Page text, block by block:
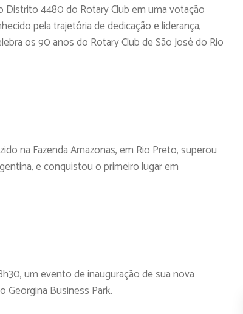
4480 do Rotary Club em uma votação
pela trajetória de dedicação e liderança,
os 90 anos do Rotary Club de São José do Rio
na Fazenda Amazonas, em Rio Preto, superou
e conquistou o primeiro lugar em
um evento de inauguração de sua nova
Georgina Business Park.